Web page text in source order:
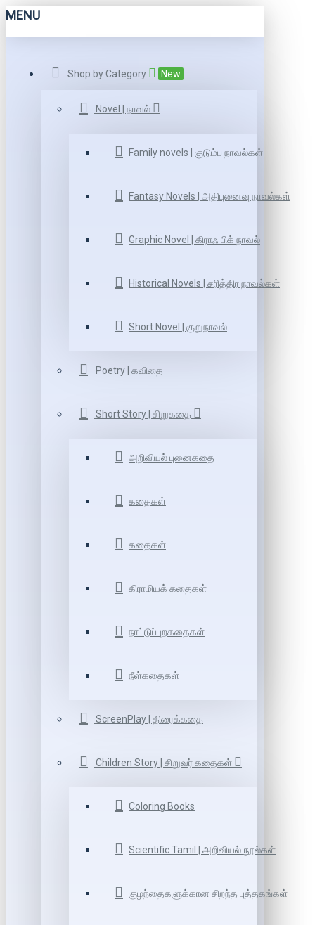
MENU
Shop by Category New
Novel | நாவல்
Family novels | குடும்ப நாவல்கள்
Fantasy Novels | அதிபுனைவு நாவல்கள்
Graphic Novel | கிராஃ பிக் நாவல்
Historical Novels | சரித்திர நாவல்கள்
Short Novel | குறுநாவல்
Poetry | கவிதை
Short Story | சிறுகதை
அறிவியல் புனைகதை
கதைகள்
கதைகள்
கிராமியக் கதைகள்
நாட்டுப்புறகதைகள்
நீள்கதைகள்
ScreenPlay | திரைக்கதை
Children Story | சிறுவர் கதைகள்
Coloring Books
Scientific Tamil | அறிவியல் நூல்கள்
குழந்தைகளுக்கான சிறந்த புத்தகங்கள்